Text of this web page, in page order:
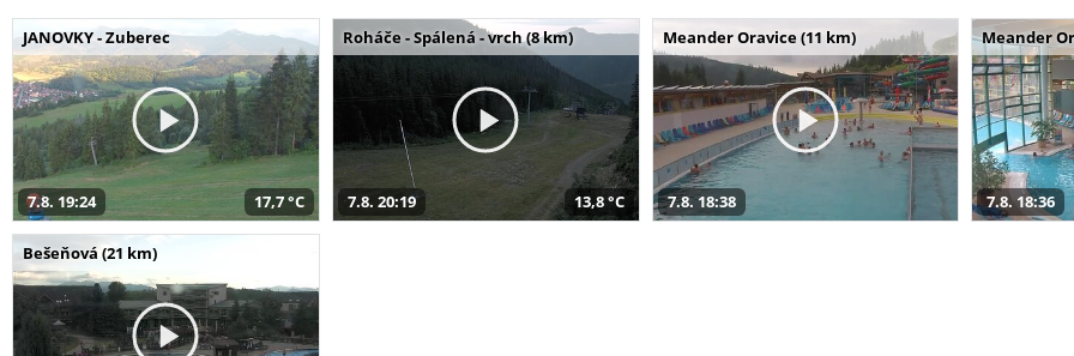
JANOVKY - Zuberec
7.8. 19:24 17,7 °C
Roháče - Spálená - vrch (8 km)
7.8. 20:19 13,8 °C
Meander Oravice (11 km)
7.8. 18:38
Meander
7.8. 18:36
Bešeňová (21 km)